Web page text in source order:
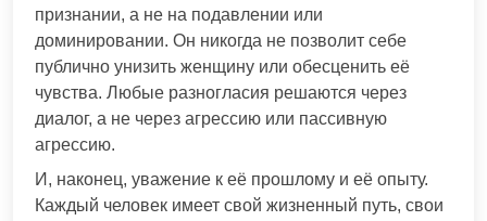
признании, а не на подавлении или
доминировании. Он никогда не позволит себе
публично унизить женщину или обесценить её
чувства. Любые разногласия решаются через
диалог, а не через агрессию или пассивную
агрессию.
И, наконец, уважение к её прошлому и её опыту.
Каждый человек имеет свой жизненный путь, свои